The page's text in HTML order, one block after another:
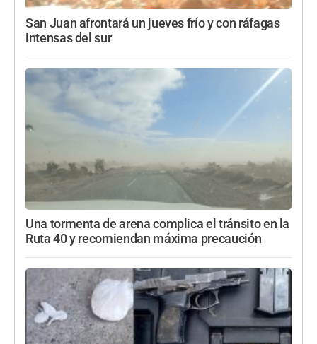
San Juan afrontará un jueves frío y con ráfagas
intensas del sur
Una tormenta de arena complica el tránsito en la
Ruta 40 y recomiendan máxima precaución